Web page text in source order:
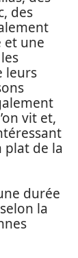
des
et une
leurs
vit et,
plat de la
durée
la